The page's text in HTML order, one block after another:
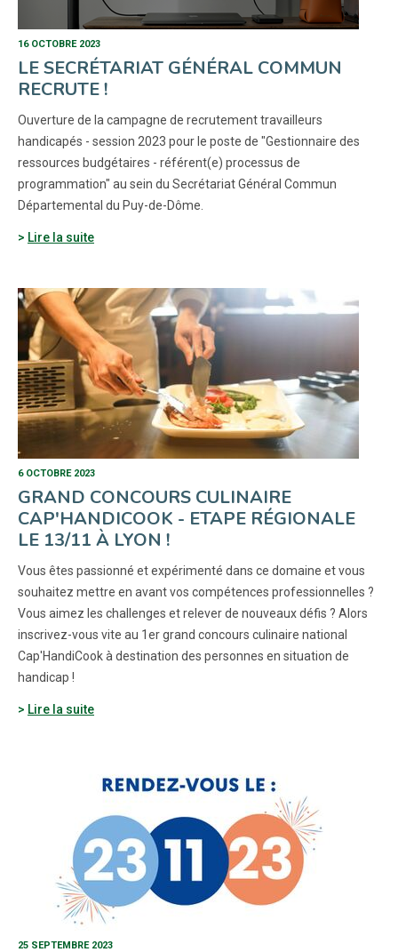
16 OCTOBRE 2023
LE SECRÉTARIAT GÉNÉRAL COMMUN
RECRUTE !
Ouverture de la campagne de recrutement travailleurs
handicapés - session 2023 pour le poste de "Gestionnaire des
ressources budgétaires - référent(e) processus de
programmation" au sein du Secrétariat Général Commun
Départemental du Puy-de-Dôme.
Lire la suite
6 OCTOBRE 2023
GRAND CONCOURS CULINAIRE
CAP'HANDICOOK - ETAPE RÉGIONALE
LE 13/11 À LYON !
Vous êtes passionné et expérimenté dans ce domaine et vous
souhaitez mettre en avant vos compétences professionnelles ?
Vous aimez les challenges et relever de nouveaux défis ? Alors
inscrivez-vous vite au 1er grand concours culinaire national
Cap'HandiCook à destination des personnes en situation de
handicap !
Lire la suite
25 SEPTEMBRE 2023